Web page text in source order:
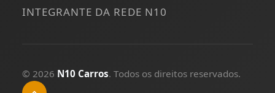
INTEGRANTE DA REDE N10
© 2026 N10 Carros. Todos os direitos reservados.